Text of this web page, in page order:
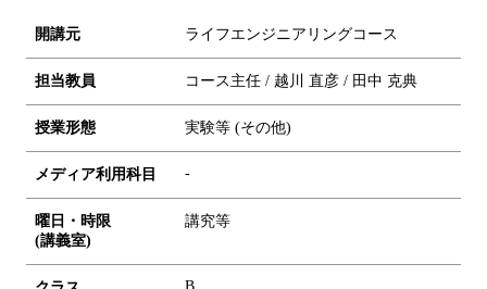
開講元 ライフエンジニアリングコース
担当教員 コース主任 / 越川 直彦 / 田中 克典
授業形態 実験等 (その他)
メディア利用科目 -
曜日・時限
(講義室)
講究等